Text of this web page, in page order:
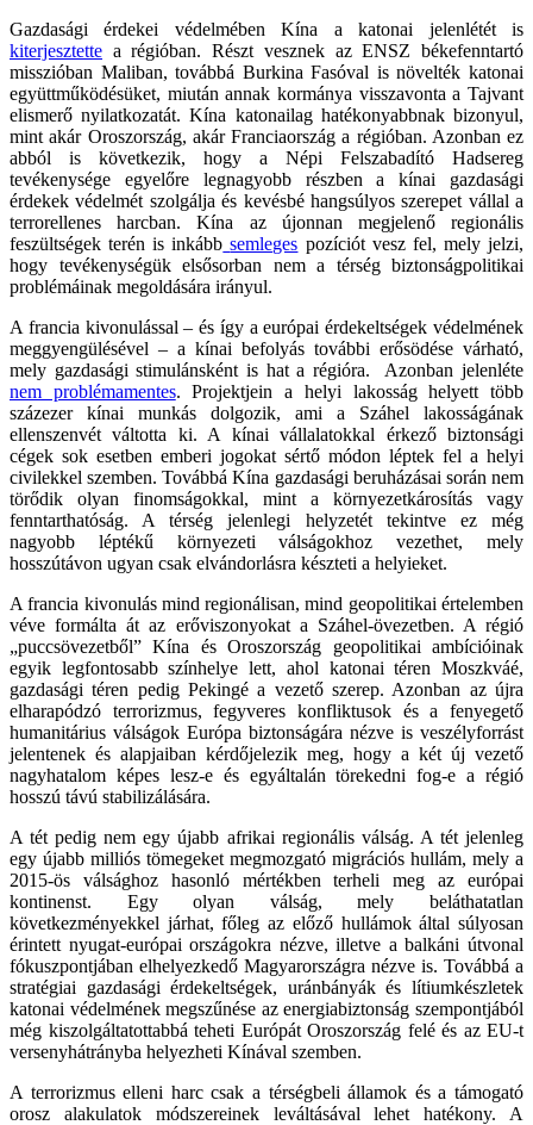
Gazdasági érdekei védelmében Kína a katonai jelenlétét is
kiterjesztette a régióban. Részt vesznek az ENSZ békefenntartó
misszióban Maliban, továbbá Burkina Fasóval is növelték katonai
együttműködésüket, miután annak kormánya visszavonta a Tajvant
elismerő nyilatkozatát. Kína katonailag hatékonyabbnak bizonyul,
mint akár Oroszország, akár Franciaország a régióban. Azonban ez
abból is következik, hogy a Népi Felszabadító Hadsereg
tevékenysége egyelőre legnagyobb részben a kínai gazdasági
érdekek védelmét szolgálja és kevésbé hangsúlyos szerepet vállal a
terrorellenes harcban. Kína az újonnan megjelenő regionális
feszültségek terén is inkább semleges pozíciót vesz fel, mely jelzi,
hogy tevékenységük elsősorban nem a térség biztonságpolitikai
problémáinak megoldására irányul.
A francia kivonulással – és így a európai érdekeltségek védelmének
meggyengülésével – a kínai befolyás további erősödése várható,
mely gazdasági stimulánsként is hat a régióra. Azonban jelenléte
nem problémamentes. Projektjein a helyi lakosság helyett több
százezer kínai munkás dolgozik, ami a Száhel lakosságának
ellenszenvét váltotta ki. A kínai vállalatokkal érkező biztonsági
cégek sok esetben emberi jogokat sértő módon léptek fel a helyi
civilekkel szemben. Továbbá Kína gazdasági beruházásai során nem
törődik olyan finomságokkal, mint a környezetkárosítás vagy
fenntarthatóság. A térség jelenlegi helyzetét tekintve ez még
nagyobb léptékű környezeti válságokhoz vezethet, mely
hosszútávon ugyan csak elvándorlásra készteti a helyieket.
A francia kivonulás mind regionálisan, mind geopolitikai értelemben
véve formálta át az erőviszonyokat a Száhel-övezetben. A régió
„puccsövezetből” Kína és Oroszország geopolitikai ambícióinak
egyik legfontosabb színhelye lett, ahol katonai téren Moszkváé,
gazdasági téren pedig Pekingé a vezető szerep. Azonban az újra
elharapódzó terrorizmus, fegyveres konfliktusok és a fenyegető
humanitárius válságok Európa biztonságára nézve is veszélyforrást
jelentenek és alapjaiban kérdőjelezik meg, hogy a két új vezető
nagyhatalom képes lesz-e és egyáltalán törekedni fog-e a régió
hosszú távú stabilizálására.
A tét pedig nem egy újabb afrikai regionális válság. A tét jelenleg
egy újabb milliós tömegeket megmozgató migrációs hullám, mely a
2015-ös válsághoz hasonló mértékben terheli meg az európai
kontinenst. Egy olyan válság, mely beláthatatlan
következményekkel járhat, főleg az előző hullámok által súlyosan
érintett nyugat-európai országokra nézve, illetve a balkáni útvonal
fókuszpontjában elhelyezkedő Magyarországra nézve is. Továbbá a
stratégiai gazdasági érdekeltségek, uránbányák és lítiumkészletek
katonai védelmének megszűnése az energiabiztonság szempontjából
még kiszolgáltatottabbá teheti Európát Oroszország felé és az EU-t
versenyhátrányba helyezheti Kínával szemben.
A terrorizmus elleni harc csak a térségbeli államok és a támogató
orosz alakulatok módszereinek leváltásával lehet hatékony. A